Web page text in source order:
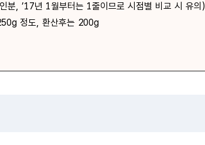
분, ’17년 1월부터는 1줄이므로 시점별 비교 시 유의)
정도, 환산후는 200g